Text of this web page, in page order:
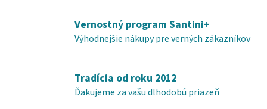
v
k
y
ý
p
i
Vernostný program Santini+
Výhodnejšie nákupy pre verných zákazníkov
Tradícia od roku 2012
Ďakujeme za vašu dlhodobú priazeň